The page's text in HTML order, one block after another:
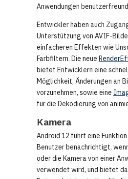
Anwendungen
Entwickler haben auch
Unterstützung von AVIF-
einfacheren Effekten wie
Farbfiltern. Die neue
bietet Entwicklern eine
Möglichkeit, Änderungen an
vorzunehmen, sowie eine
für die Dekodierung von
Kamera
Android 12 führt eine Funktion
Benutzer benachrichtigt,
oder die Kamera von einer
verwendet wird, und bietet